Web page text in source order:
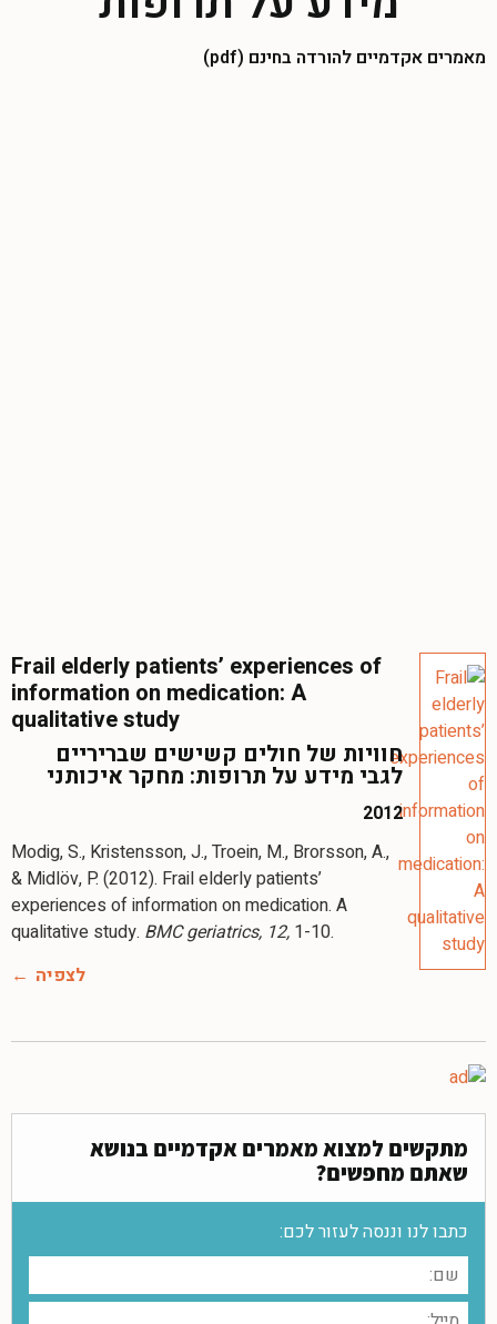
מאמרים אקדמיים להורדה בחינם (pdf)
Frail elderly patients’ experiences of
information on medication: A
qualitative study
חוויות של חולים קשישים שבריריים
לגבי מידע על תרופות: מחקר איכותני
2012
Modig, S., Kristensson, J., Troein, M., Brorsson, A.,
& Midlöv, P. (2012). Frail elderly patients’
experiences of information on medication. A
qualitative study. BMC geriatrics, 12, 1-10.
לצפיה
מתקשים למצוא מאמרים אקדמיים בנושא
שאתם מחפשים?
כתבו לנו וננסה לעזור לכם: